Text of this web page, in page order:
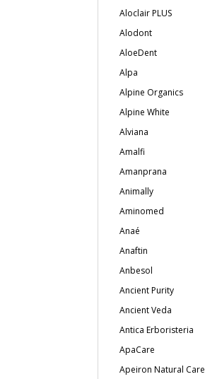
Aloclair PLUS
Alodont
AloeDent
Alpa
Alpine Organics
Alpine White
Alviana
Amalfi
Amanprana
Animally
Aminomed
Anaé
Anaftin
Anbesol
Ancient Purity
Ancient Veda
Antica Erboristeria
ApaCare
Apeiron Natural Care